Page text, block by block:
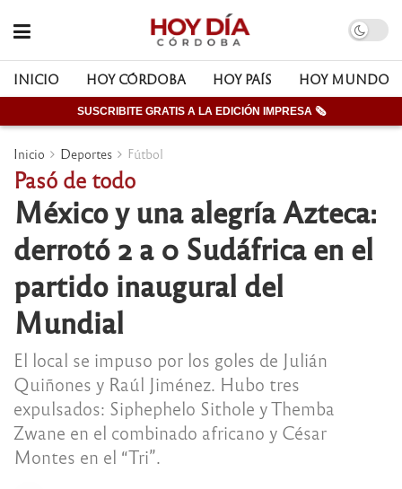
INICIO HOY CÓRDOBA HOY PAÍS HOY MUNDO
SUSCRIBITE GRATIS A LA EDICIÓN IMPRESA 🗞
Inicio Deportes Fútbol
Pasó de todo
México y una alegría Azteca:
derrotó 2 a 0 Sudáfrica en el
partido inaugural del
Mundial
El local se impuso por los goles de Julián
Quiñones y Raúl Jiménez. Hubo tres
expulsados: Siphephelo Sithole y Themba
Zwane en el combinado africano y César
Montes en el “Tri”.